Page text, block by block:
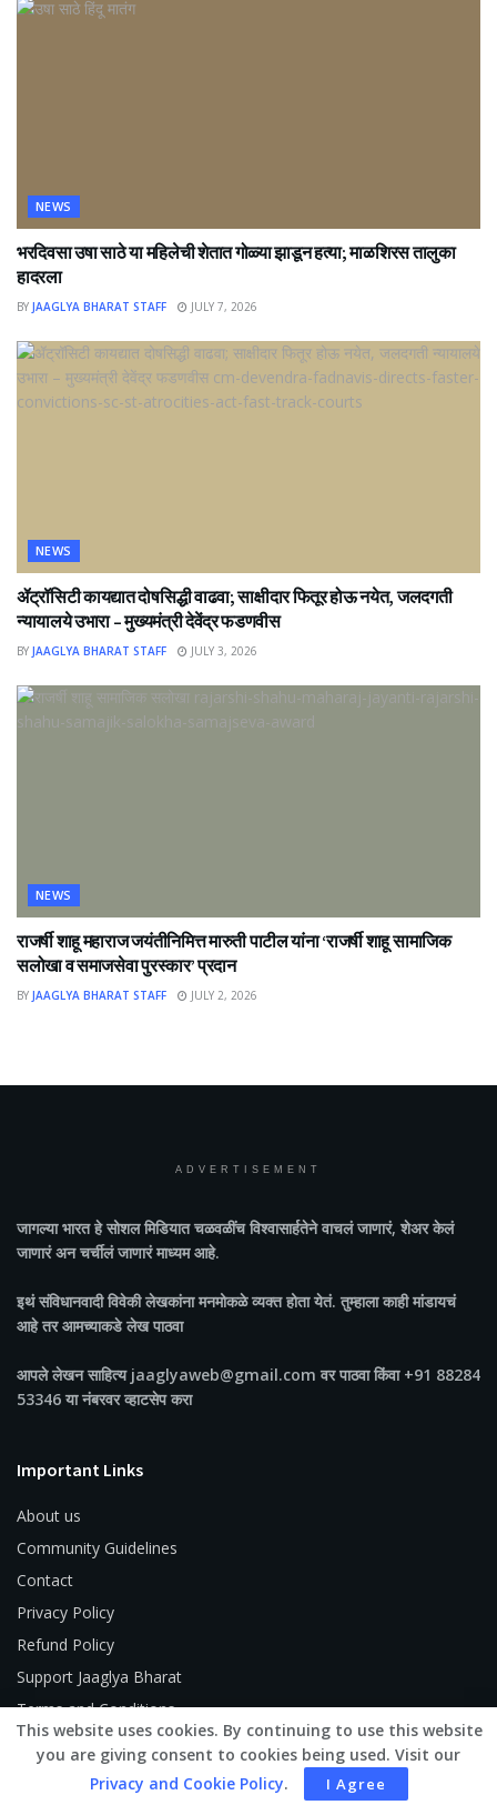
NEWS
भरदिवसा उषा साठे या महिलेची शेतात गोळ्या झाडून हत्या; माळशिरस तालुका
हादरला
BY JAAGLYA BHARAT STAFF JULY 7, 2026
NEWS
ॲट्रॉसिटी कायद्यात दोषसिद्धी वाढवा; साक्षीदार फितूर होऊ नयेत, जलदगती
न्यायालये उभारा – मुख्यमंत्री देवेंद्र फडणवीस
BY JAAGLYA BHARAT STAFF JULY 3, 2026
NEWS
राजर्षी शाहू महाराज जयंतीनिमित्त मारुती पाटील यांना ‘राजर्षी शाहू सामाजिक
सलोखा व समाजसेवा पुरस्कार’ प्रदान
BY JAAGLYA BHARAT STAFF JULY 2, 2026
ADVERTISEMENT
जागल्या भारतहे सोशल मिडियात चळवळींच विश्वासार्हतेने वाचलं जाणारं, शेअर केलं
जाणारं अन चर्चीलं जाणारं माध्यम आहे.
इथं संविधानवादी विवेकी लेखकांना मनमोकळे व्यक्त होता येतं. तुम्हाला काही मांडायचं
आहे तर आमच्याकडे लेख पाठवा
आपले लेखन साहित्य jaaglyaweb@gmail.com वर पाठवा किंवा +91 88284
53346 या नंबरवर व्हाटसेप करा
Important Links
About us
Community Guidelines
Contact
Privacy Policy
Refund Policy
Support Jaaglya Bharat
Terms and Conditions
This website uses cookies. By continuing to use this website
you are giving consent to cookies being used. Visit our
Privacy and Cookie Policy. I Agree